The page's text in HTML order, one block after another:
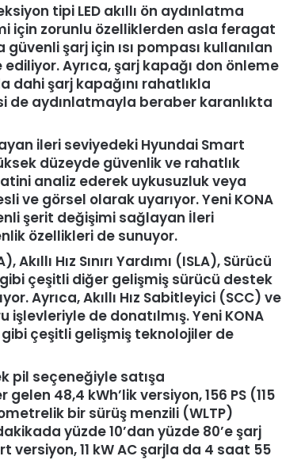
tipi LED akıllı ön aydınlatma
için zorunlu özelliklerden asla feragat
şarj için ısı pompası kullanılan
Ayrıca, şarj kapağı don önleme
dahi şarj kapağını rahatlıkla
de aydınlatmayla beraber karanlıkta
ileri seviyedeki Hyundai Smart
düzeyde güvenlik ve rahatlık
analiz ederek uykusuzluk veya
ve görsel olarak uyarıyor. Yeni KONA
şerit değişimi sağlayan İleri
özellikleri de sunuyor.
Hız Sınırı Yardımı (ISLA), Sürücü
gibi çeşitli diğer gelişmiş sürücü destek
Ayrıca, Akıllı Hız Sabitleyici (SCC) ve
de donatılmış. Yeni KONA
gibi çeşitli gelişmiş teknolojiler de
pil seçeneğiyle satışa
48,4 kWh’lik versiyon, 156 PS (115
bir sürüş menzili (WLTP)
yüzde 10’dan yüzde 80’e şarj
11 kW AC şarjla da 4 saat 55